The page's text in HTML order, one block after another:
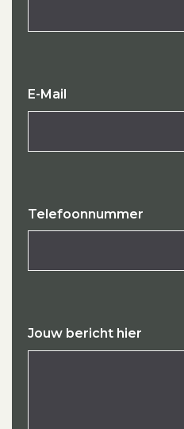
E-Mail
Telefoonnummer
Jouw bericht hier